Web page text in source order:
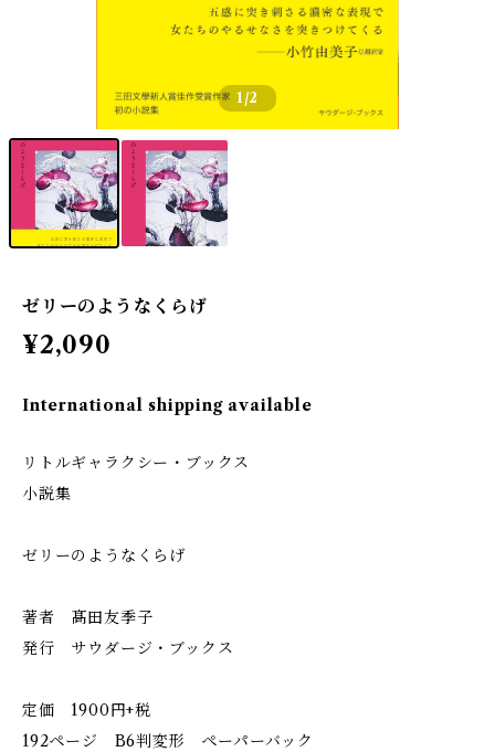
1/2
ゼリーのようなくらげ
¥2,090
International shipping available
リトルギャラクシー・ブックス
小説集
ゼリーのようなくらげ
著者 髙田友季子
発行 サウダージ・ブックス
定価 1900円+税
192ページ B6判変形 ペーパーバック